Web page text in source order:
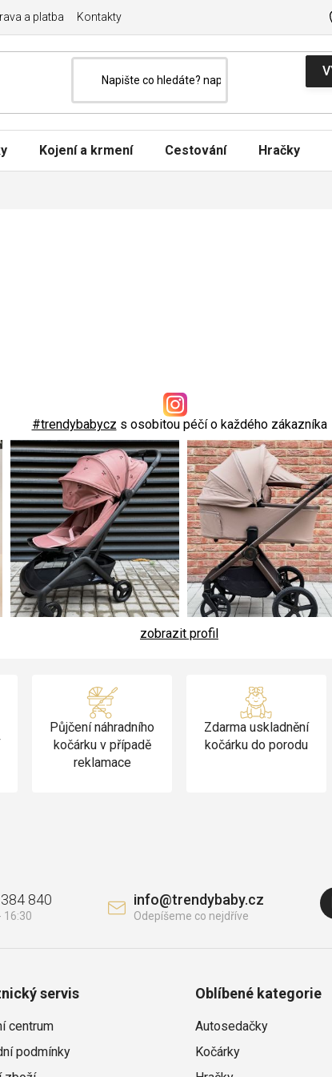
a platba Kontakty
Kojení a krmení Cestování Hračky
#trendybabycz s osobitou péčí o každého zákazníka
zobrazit profil
Půjčení náhradního
kočárku v případě
reklamace
Zdarma uskladnění
kočárku do porodu
info@trendybaby.cz
840
servis
centrum
podmínky
Oblíbené kategorie
Autosedačky
Kočárky